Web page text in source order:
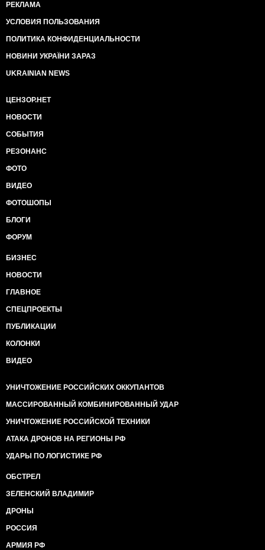
РЕКЛАМА
УСЛОВИЯ ПОЛЬЗОВАНИЯ
ПОЛИТИКА КОНФИДЕНЦИАЛЬНОСТИ
НОВИНИ УКРАЇНИ ЗАРАЗ
UKRAINIAN NEWS
ЦЕНЗОР.НЕТ
НОВОСТИ
СОБЫТИЯ
РЕЗОНАНС
ФОТО
ВИДЕО
ФОТОШОПЫ
БЛОГИ
ФОРУМ
БИЗНЕС
НОВОСТИ
ГЛАВНОЕ
СПЕЦПРОЕКТЫ
ПУБЛИКАЦИИ
КОЛОНКИ
ВИДЕО
УНИЧТОЖЕНИЕ РОССИЙСКИХ ОККУПАНТОВ
МАССИРОВАННЫЙ КОМБИНИРОВАННЫЙ УДАР
УНИЧТОЖЕНИЕ РОССИЙСКОЙ ТЕХНИКИ
АТАКА ДРОНОВ НА РЕГИОНЫ РФ
УДАРЫ ПО ЛОГИСТИКЕ РФ
ОБСТРЕЛ
ЗЕЛЕНСКИЙ ВЛАДИМИР
ДРОНЫ
РОССИЯ
АРМИЯ РФ